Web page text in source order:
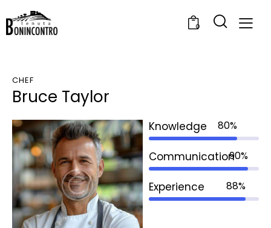
0
CHEF
Bruce Taylor
Knowledge 80%
Communication90%
Experience 88%